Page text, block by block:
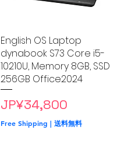
Quick View
English OS Laptop
dynabook S73 Core i5-
10210U, Memory 8GB, SSD
256GB Office2024
Price
JP¥34,800
Free Shipping | 送料無料